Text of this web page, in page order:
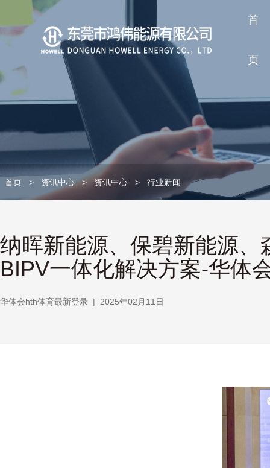
首
页
首页 > 资讯中心 > 资讯中心 > 行业新闻
纳晖新能源、保碧新能源
BIPV一体化解决方案-华体
华体会hth体育最新登录 | 2025年02月11日